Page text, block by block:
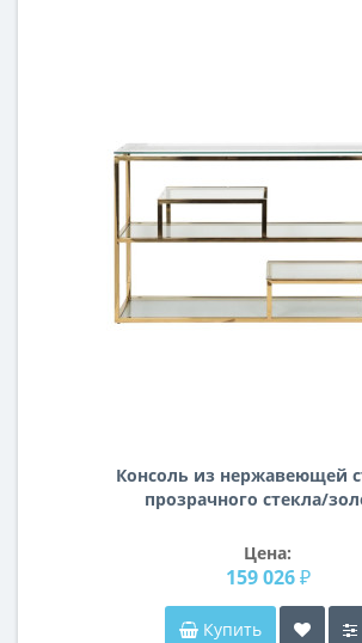
Консоль из нержавеющей
прозрачного стекла/
Цена:
159 026 ₽
Купить